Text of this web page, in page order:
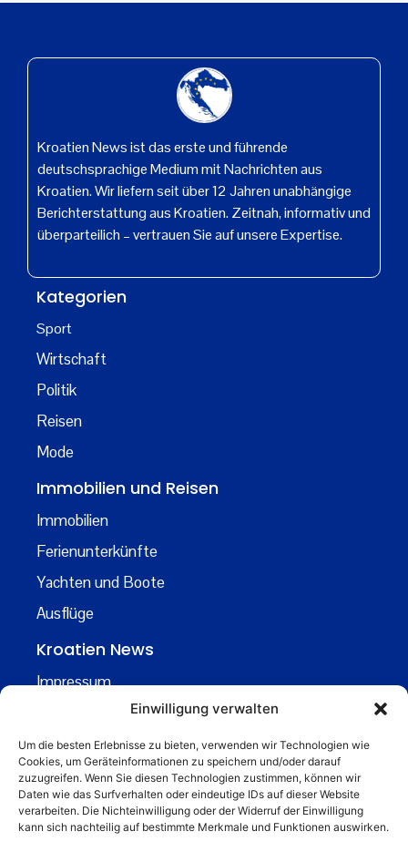
Einwilligung verwalten
Um die besten Erlebnisse zu bieten, verwenden wir Technologien wie
Cookies, um Geräteinformationen zu speichern und/oder darauf
zuzugreifen. Wenn Sie diesen Technologien zustimmen, können wir
Daten wie das Surfverhalten oder eindeutige IDs auf dieser Website
verarbeiten. Die Nichteinwilligung oder der Widerruf der Einwilligung
kann sich nachteilig auf bestimmte Merkmale und Funktionen auswirken.
Kroatien News ist das erste und führende
deutschsprachige Medium mit Nachrichten aus
Kroatien. Wir liefern seit über 12 Jahren unabhängige
Berichterstattung aus Kroatien. Zeitnah, informativ und
überparteilich – vertrauen Sie auf unsere Expertise.
Kategorien
Sport
Wirtschaft
Politik
Reisen
Mode
Immobilien und Reisen
Immobilien
Ferienunterkünfte
Yachten und Boote
Ausflüge
Kroatien News
Impressum
Kontakt
Über uns
Business